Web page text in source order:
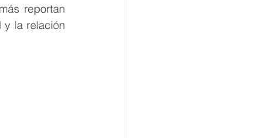
reportan
y la relación